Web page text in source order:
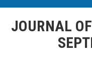
JOURNAL